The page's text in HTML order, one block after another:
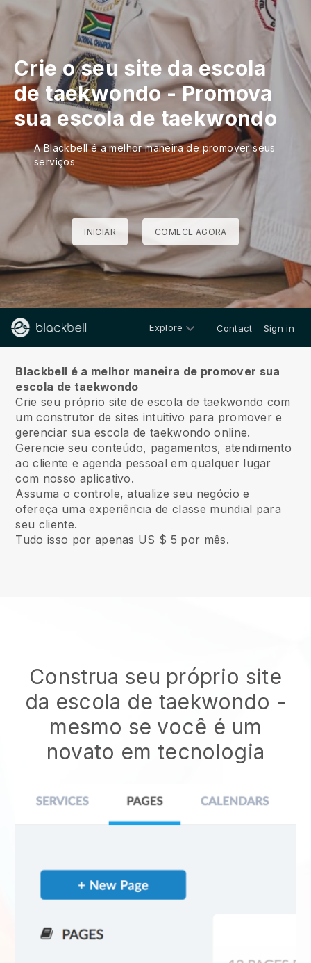
Crie o seu site da escola
de taekwondo-Promova
sua escola de taekwondo
A Blackbell é a melhor maneira de promover seus
serviços
INICIAR COMECE AGORA
Explore Contact Sign in
Blackbell é a melhor maneira de promover sua
escola de taekwondo
Crie seu próprio site de escola de taekwondo com
um construtor de sites intuitivo para promover e
gerenciar sua escola de taekwondo online.
Gerencie seu conteúdo, pagamentos, atendimento
ao cliente e agenda pessoal em qualquer lugar
com nosso aplicativo.
Assuma o controle, atualize seu negócio e
ofereça uma experiência de classe mundial para
seu cliente.
Tudo isso por apenas US $ 5 por mês.
Construa seu próprio site
da escola de taekwondo -
mesmo se você é um
novato em tecnologia